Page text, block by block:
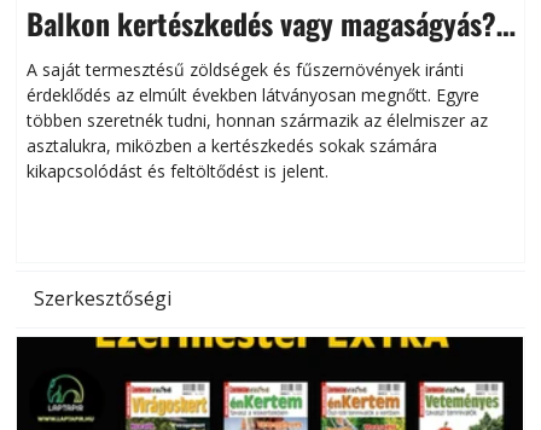
Balkon kertészkedés vagy magaságyás?
Helytakarékos kertészkedés
A saját termesztésű zöldségek és fűszernövények iránti
érdeklődés az elmúlt években látványosan megnőtt. Egyre
többen szeretnék tudni, honnan származik az élelmiszer az
asztalukra, miközben a kertészkedés sokak számára
kikapcsolódást és feltöltődést is jelent.
Szerkesztőségi